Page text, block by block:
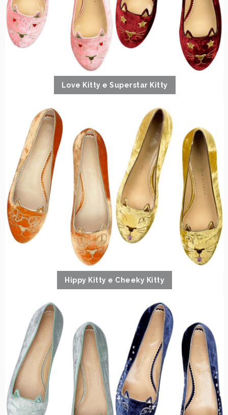
Love Kitty e Superstar Kitty
Hippy Kitty e Cheeky Kitty